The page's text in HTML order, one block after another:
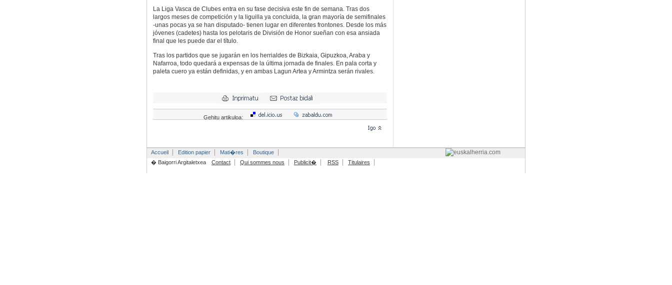
La Liga Vasca de Clubes entra en su fase decisiva este fin de semana. Tras dos
largos meses de competición y la liguilla ya concluida, la gran mayoría de semifinales
-unas pocas ya se han disputado- tienen lugar en diferentes frontones. Desde los más
jóvenes (cadetes) hasta los pelotaris de División de Honor sueñan con esa ansiada
final que les puede dar el título.
Tras los partidos que se jugarán en los herrialdes de Bizkaia, Gipuzkoa, Araba y
Nafarroa, todo quedará a expensas de la última jornada de finales. En pala corta y
paleta cuero ya están definidas, y en ambas Lagun Artea y Armintza serán rivales.
Gehitu artikuloa:
Accueil Edition papier Mati�res
Boutique
� Baigorri Argitaletxea
Contact Qui sommes nous Publicit� RSS Titulaires